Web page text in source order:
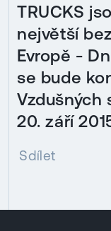
TRUCKS
největší
Evropě -
se bude
Vzdušných
20. září
Sdílet